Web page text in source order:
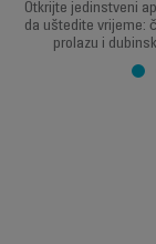
Otkrijte jedinstveni
da uštedite vrijeme:
prolazu i